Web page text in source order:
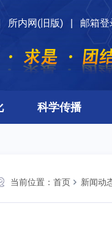
所内网(旧版) 邮箱登
科学传播
当前位置： 首页 新闻动